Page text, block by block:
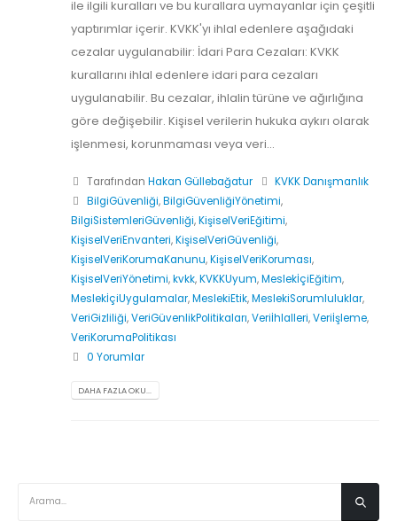
ile ilgili kuralları ve bu kurallara uymayanlar için çeşitli
yaptırımlar içerir. KVKK'yı ihlal edenlere aşağıdaki
cezalar uygulanabilir: İdari Para Cezaları: KVKK
kurallarını ihlal edenlere idari para cezaları
uygulanabilir. Bu cezalar, ihlalin türüne ve ağırlığına
göre değişebilir. Kişisel verilerin hukuka aykırı olarak
işlenmesi, korunmaması veya veri...
Tarafından Hakan Güllebağatur
KVKK Danışmanlık
BilgiGüvenliği,BilgiGüvenliğiYönetimi,
BilgiSistemleriGüvenliği,KişiselVeriEğitimi,
KişiselVeriEnvanteri,KişiselVeriGüvenliği,
KişiselVeriKorumaKanunu,KişiselVeriKoruması,
KişiselVeriYönetimi,kvkk,KVKKUyum,MeslekİçiEğitim,
MeslekİçiUygulamalar,MeslekiEtik,MeslekiSorumluluklar,
VeriGizliliği,VeriGüvenlikPolitikaları,Veriİhlalleri,Veriİşleme,
VeriKorumaPolitikası
0 Yorumlar
DAHA FAZLA OKU...